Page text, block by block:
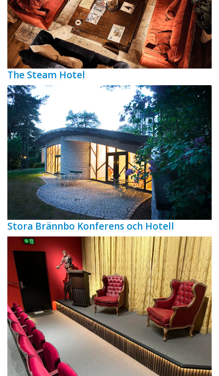
The Steam Hotel
Stora Brännbo Konferens och Hotell